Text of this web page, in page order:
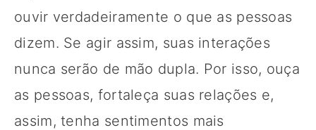
ouvir verdadeiramente o que as pessoas
dizem. Se agir assim, suas interações
nunca serão de mão dupla. Por isso, ouça
as pessoas, fortaleça suas relações e,
assim, tenha sentimentos mais